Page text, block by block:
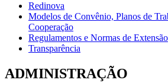
Redinova
Modelos de Convênio, Planos de
Cooperação
Regulamentos e Normas de Extensão
Transparência
ADMINISTRAÇÃO